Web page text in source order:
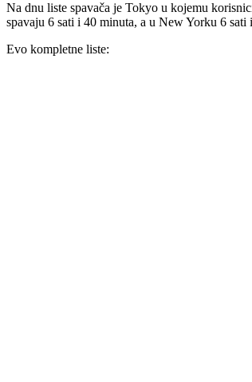
Na dnu liste spavača je Tokyo u kojemu
spavaju 6 sati i 40 minuta, a u New Yorku 6 sati
Evo kompletne liste: